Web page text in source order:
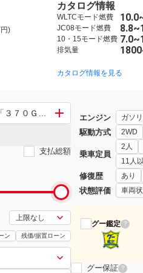
182） 2001年6月~2007年10月（50
)
カタログ情報
WLTCモード燃費
JC08モード燃費
10・15モード燃費
排気量
カタログ情報を見る
３７０ＧＴ」 その他「３７０ＧＴ
支払総額
ン 残価/据置ローン
エンジン ガソ
駆動方式 2WD
乗車定員
2人
11人
修復歴 あり
状態評価 車両
グー鑑定 ?
グー保証 ?